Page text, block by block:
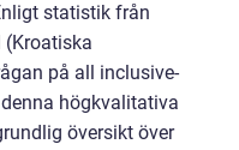
statistik från
(Kroatiska
på all inclusive-
högkvalitativa
översikt över